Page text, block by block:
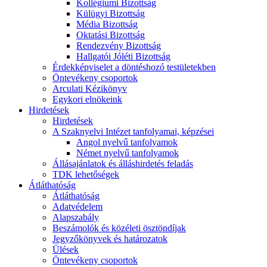
Kollégiumi Bizottság
Külügyi Bizottság
Média Bizottság
Oktatási Bizottság
Rendezvény Bizottság
Hallgatói Jóléti Bizottság
Érdekképviselet a döntéshozó testületekben
Öntevékeny csoportok
Arculati Kézikönyv
Egykori elnökeink
Hirdetések
Hirdetések
A Szaknyelvi Intézet tanfolyamai, képzései
Angol nyelvű tanfolyamok
Német nyelvű tanfolyamok
Állásajánlatok és álláshirdetés feladás
TDK lehetőségek
Átláthatóság
Átláthatóság
Adatvédelem
Alapszabály
Beszámolók és közéleti ösztöndíjak
Jegyzőkönyvek és határozatok
Ülések
Öntevékeny csoportok